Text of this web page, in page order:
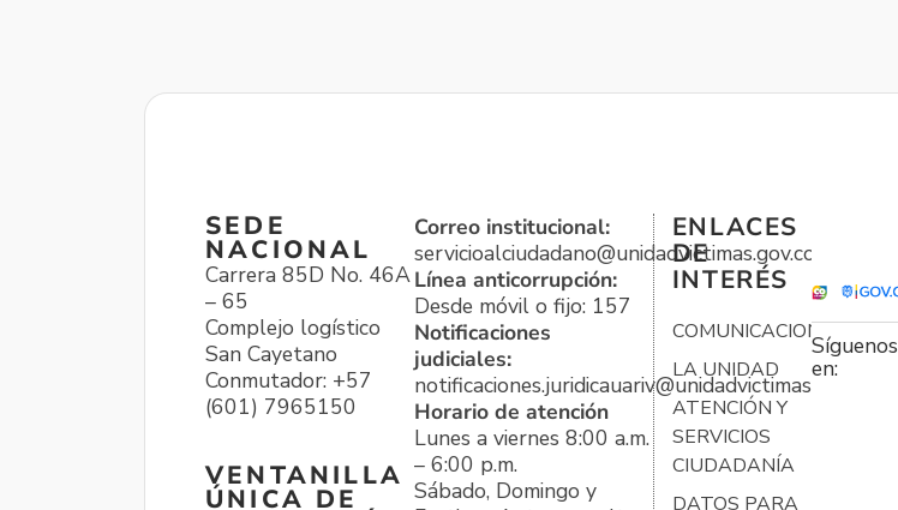
SEDE
NACIONAL
Carrera 85D No. 46A
– 65
Complejo logístico
San Cayetano
Conmutador: +57
(601) 7965150
VENTANILLA
ÚNICA DE
Correo institucional:
servicioalciudadano@unidadvictimas.gov.co
Línea anticorrupción:
Desde móvil o fijo: 157
Notificaciones
judiciales:
notificaciones.juridicauariv@unidadvictimas.gov.co
Horario de atención
Lunes a viernes 8:00 a.m.
– 6:00 p.m.
Sábado, Domingo y
ENLACES
DE
INTERÉS
COMUNICACIONES
LA UNIDAD
ATENCIÓN Y
SERVICIOS
CIUDADANÍA
DATOS PARA
Síguenos
en: